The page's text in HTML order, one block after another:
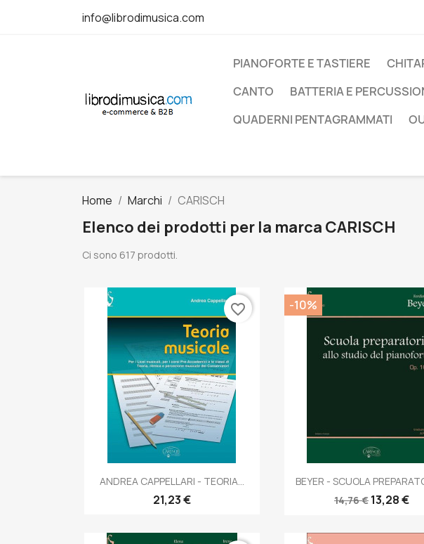
info@librodimusica.com
PIANOFORTE E TASTIERE
CANTO
BATTERIA E
QUADERNI PENTAGRAMMATI
Home Marchi CARISCH
Elenco dei prodotti per la marca CARISCH
Ci sono 617 prodotti.
Anteprima
ANDREA CAPPELLARI - TEORIA...
21,23 €
favorite_border
Anteprima
BEYER - SCUOLA
14,76 € 13,28 €
-10%